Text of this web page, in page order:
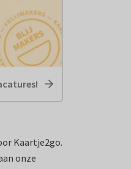
Kaartje2go.
onze